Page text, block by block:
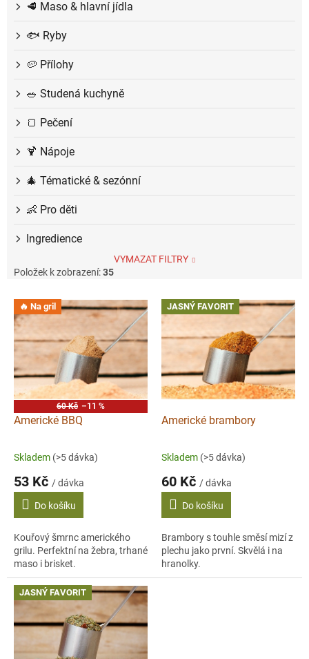
🥩 Maso & hlavní jídla
🐟 Ryby
🥔 Přílohy
🥗 Studená kuchyně
🍞 Pečení
🍹 Nápoje
🎄 Tématické & sezónní
👶 Pro děti
Ingredience
VYMAZAT FILTRY
Položek k zobrazení:35
V 🔥 Na gril
60 Kč –11 %
Americké BBQ
Skladem (>5 dávka)
53 Kč / dávka
Do košíku
Kouřový šmrnc amerického
grilu. Perfektní na žebra, trhané
maso i brisket.
JASNÝ FAVORIT
Americké brambory
Skladem (>5 dávka)
60 Kč / dávka
Do košíku
Brambory s touhle směsí mizí z
plechu jako první. Skvělá i na
hranolky.
JASNÝ FAVORIT